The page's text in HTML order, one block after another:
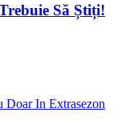
Să Știți!